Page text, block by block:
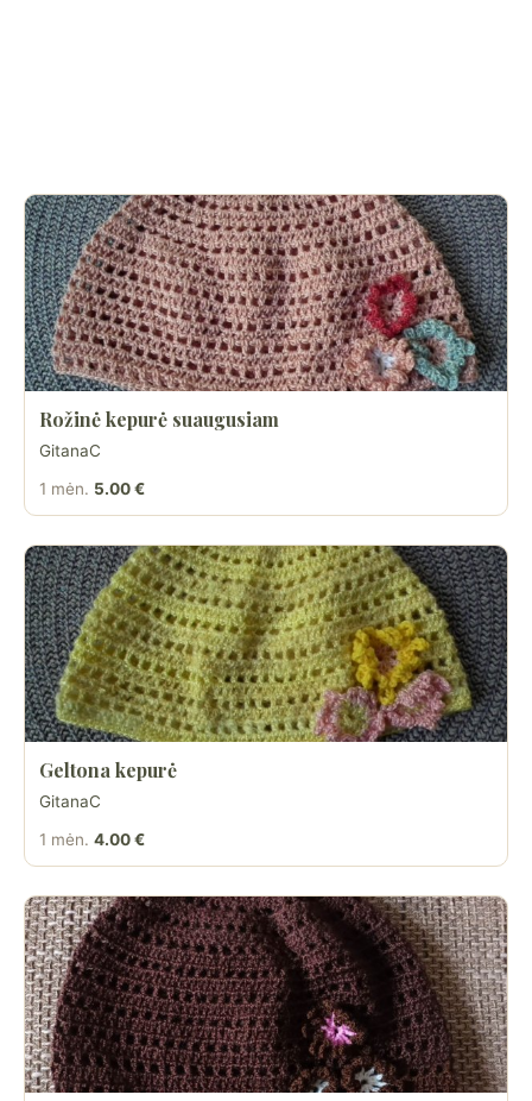
Rožinė kepurė suaugusiam
GitanaC
1 mėn. 5.00 €
Geltona kepurė
GitanaC
1 mėn. 4.00 €